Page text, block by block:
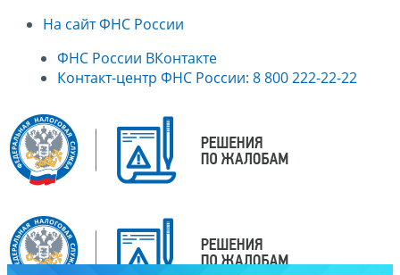
На сайт ФНС России
ФНС России ВКонтакте
Контакт-центр ФНС России: 8 800 222-22-22